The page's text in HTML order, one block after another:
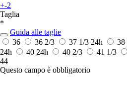
+-2
Taglia
*
Guida alle taglie
36
36 2/3 37 1/3 24h 38
24h
40 24h 40 2/3 41 1/3
44
Questo campo è obbligatorio